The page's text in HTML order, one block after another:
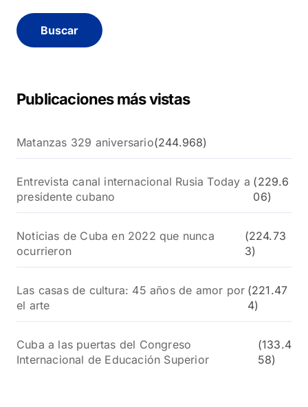
c
a
Publicaciones más vistas
Matanzas 329 aniversario(244.968)
Entrevista canal internacional Rusia Today a
presidente cubano
(229.6
06)
Noticias de Cuba en 2022 que nunca
ocurrieron
(224.73
3)
Las casas de cultura: 45 años de amor por
el arte
(221.47
4)
Cuba a las puertas del Congreso
Internacional de Educación Superior
(133.4
58)